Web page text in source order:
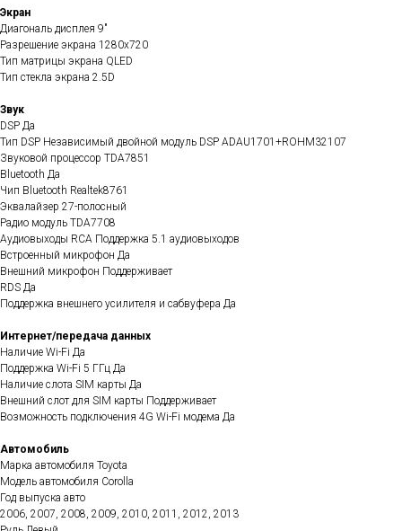
Экран
Диагональ дисплея 9"
Разрешение экрана 1280x720
Тип матрицы экрана QLED
Тип стекла экрана 2.5D
Звук
DSP Да
Тип DSP Независимый двойной модуль DSP ADAU1701+ROHM32107
Звуковой процессор TDA7851
Bluetooth Да
Чип Bluetooth Realtek8761
Эквалайзер 27-полосный
Радио модуль TDA7708
Аудиовыходы RCA Поддержка 5.1 аудиовыходов
Встроенный микрофон Да
Внешний микрофон Поддерживает
RDS Да
Поддержка внешнего усилителя и сабвуфера Да
Интернет/передача данных
Наличие Wi-Fi Да
Поддержка Wi-Fi 5 ГГц Да
Наличие слота SIM карты Да
Внешний слот для SIM карты Поддерживает
Возможность подключения 4G Wi-Fi модема Да
Автомобиль
Марка автомобиля Toyota
Модель автомобиля Corolla
Год выпуска авто
2006, 2007, 2008, 2009, 2010, 2011, 2012, 2013